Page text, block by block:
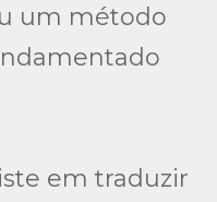
um método
em traduzir